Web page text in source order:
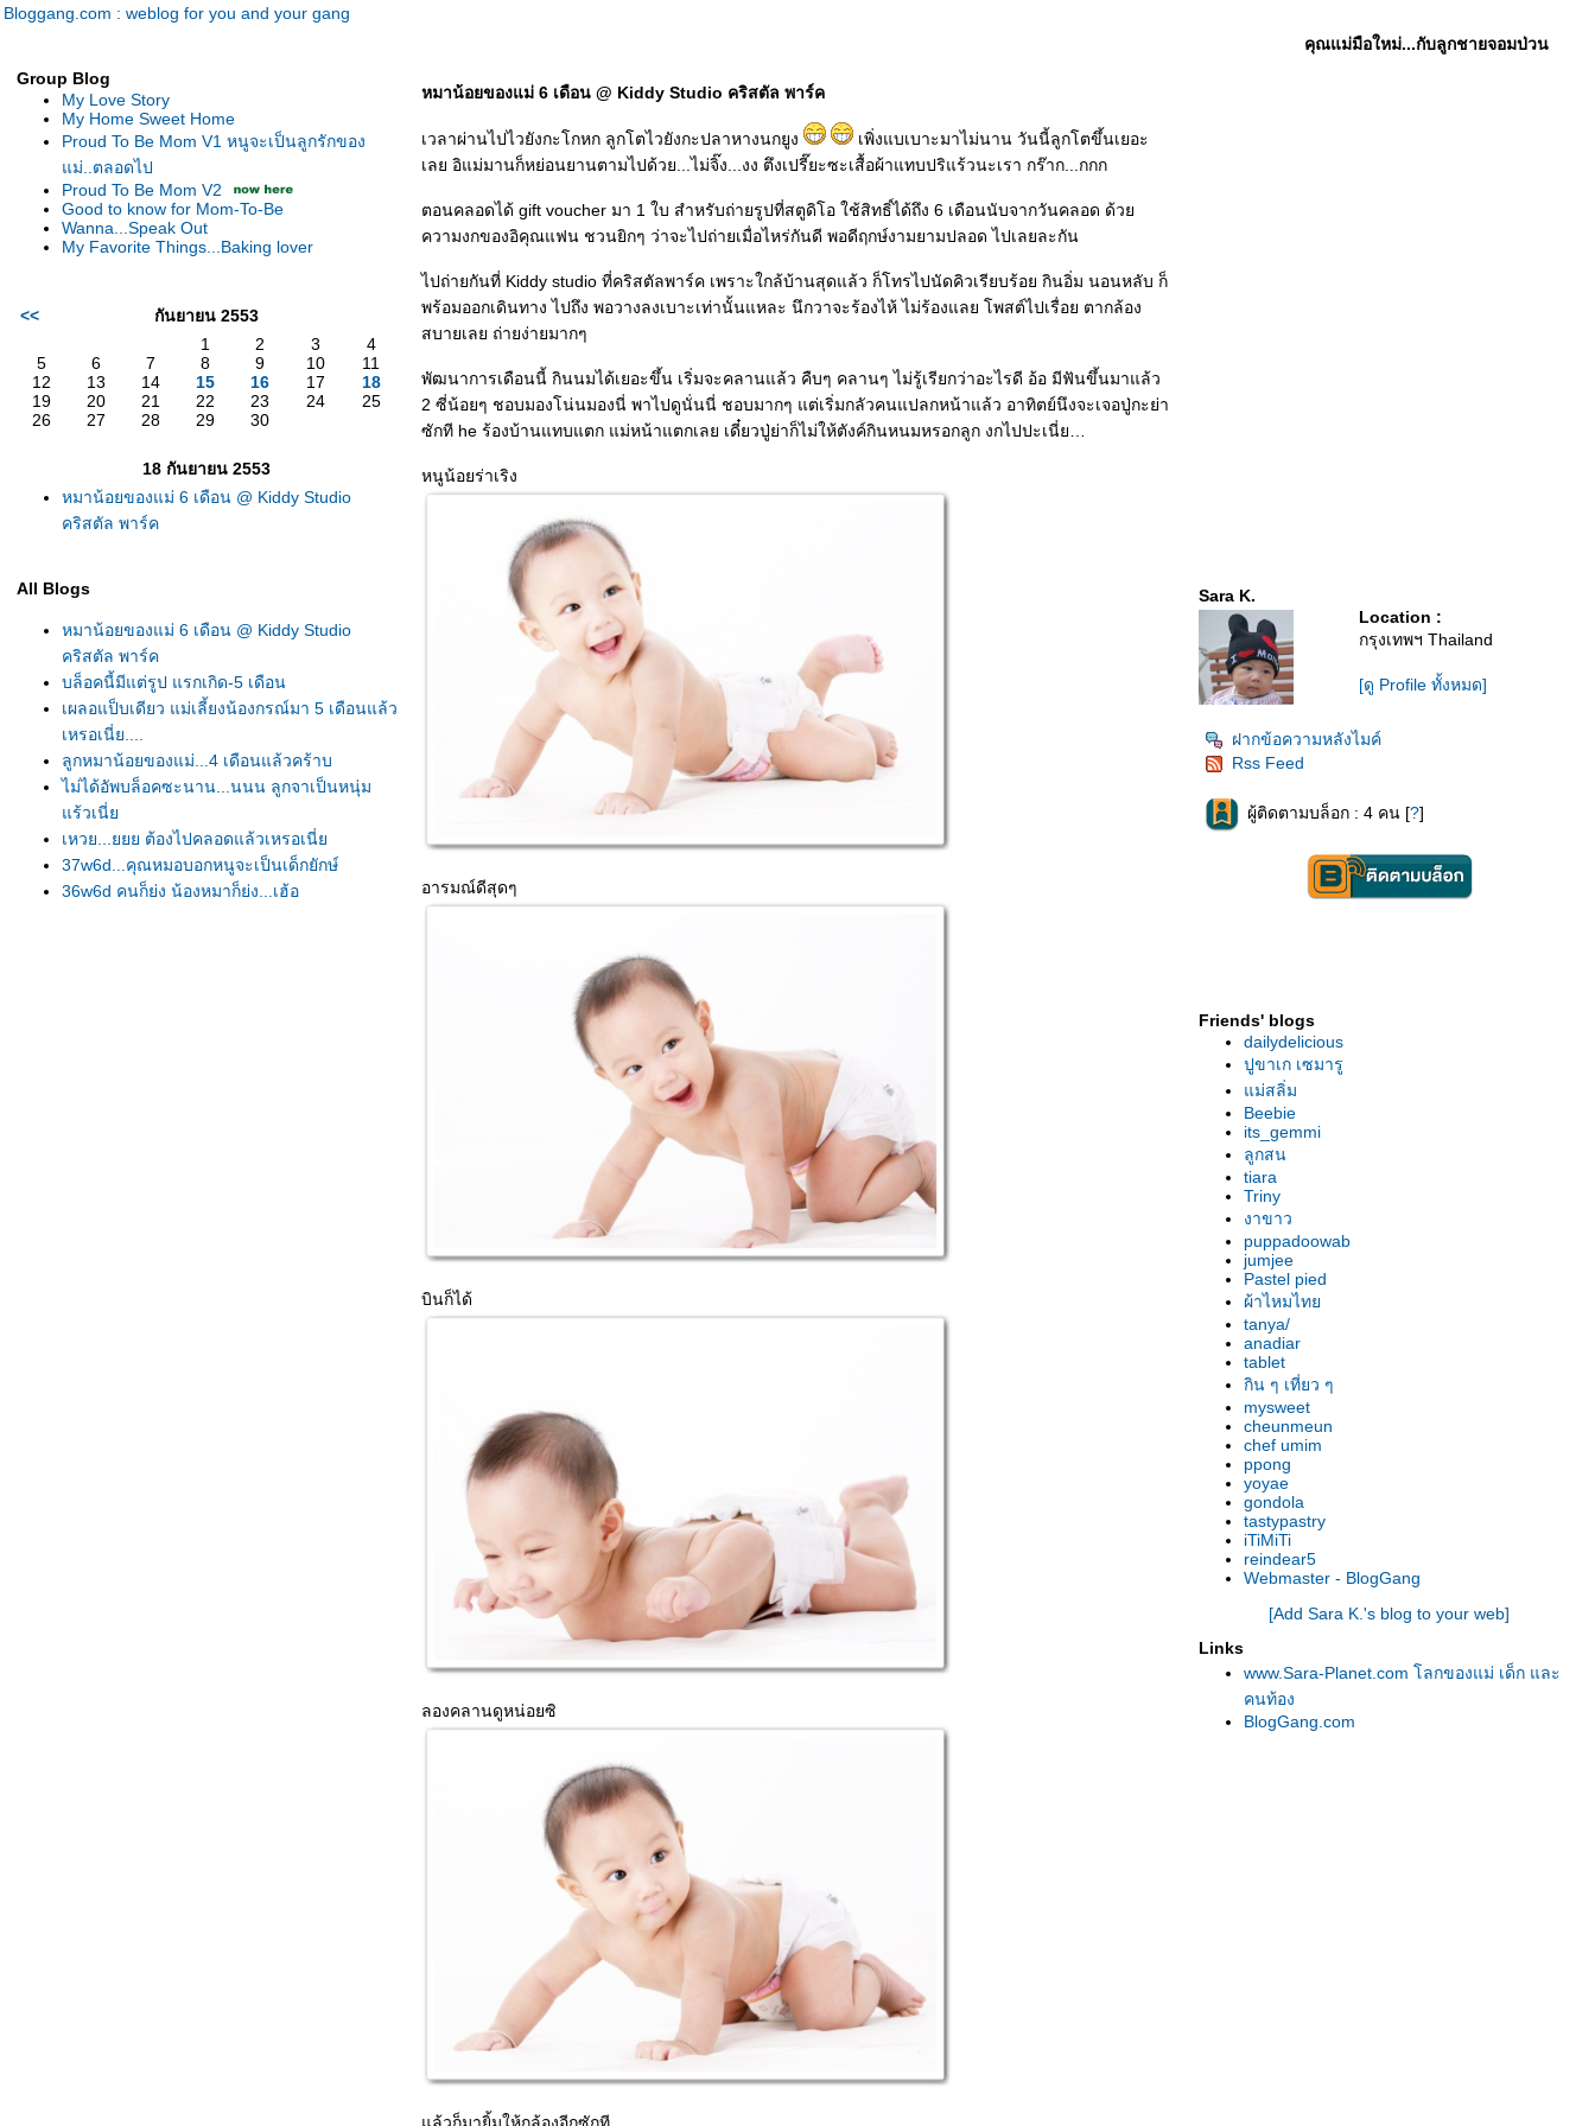
Bloggang.com : weblog for you and your gang
คุณแม่มือใหม่...กับลูกชายจอมป่วน
Group Blog
My Love Story
My Home Sweet Home
Proud To Be Mom V1 หนูจะเป็นลูกรักของ
ม่..ตลอดไป
Proud To Be Mom V2
Good to know for Mom-To-Be
Wanna...Speak Out
My Favorite Things...Baking lover
<<
กันยายน 2553
1
2 3
4
5
6 7 8 9 10
11
12
13 14 15 16 17
18
19
20 21 22 23 24
25
26
27 28 29 30
18 กันยายน 2553
หมาน้อยของแม่ 6 เดือน @ Kiddy Studio
คริสตัล พาร์ค
All Blogs
หมาน้อยของแม่ 6 เดือน @ Kiddy Studio
คริสตัล พาร์ค
บล็อคนี้มีแต่รูป แรกเกิด-5 เดือน
เผลอแป็บเดียว แม่เลี้ยงน้องกรณ์มา 5 เดือนแล้ว
เหรอเนี่ย....
ลูกหมาน้อยของแม่...4 เดือนแล้วคร้าบ
ไม่ได้อัพบล็อคซะนาน...นนน ลูกจาเป็นหนุ่ม
ร้วเนี่
เหวย...ยยย ต้องไปคลอดแล้วเหรอเนี่
37w6d...คุณหมอบอกหนูจะเป็นเด็กยักษ์
36w6d คนก็ยุ่ง น้องหมาก็ยุ่ง...เฮ้อ
หมาน้อยของแม่ 6 เดือน @ Kiddy Studio คริสตัล พาร์ค
เวลาผ่านไปไวยังกะโกหก ลูกโตไวยังกะปลาหางนกยูง
เพิ่งแบเบาะมาไม่นาน วันนี้ลูกโตขึ้นเยอะ
เลย อิแม่มานก็หย่อนยานตามไปด้วย...ไม่จิ๊ง...งง ตึงเปรี๊ยะซะเสื้อผ้าแทบปริแร้วนะเรา กร๊าก...กกก
ตอนคลอดได้ gift voucher มา 1 ใบ สำหรับถ่ายรูปที่สตูดิโอ ใช้สิทธิ์ได้ถึง 6 เดือนนับจากวันคลอด ด้ว
ความงกของอิคุณแฟน ชวนยิกๆ ว่าจะไปถ่ายเมื่อไหร่กันดี พอดีฤกษ์งามยามปลอด ไปเลยละกัน
ไปถ่ายกันที่ Kiddy studio ที่คริสตัลพาร์ค เพราะใกล้บ้านสุดแล้ว ก็โทรไปนัดคิวเรียบร้อย กินอิ่ม นอนหลับ ก็
พร้อมออกเดินทาง ไปถึง พอวางลงเบาะเท่านั้นแหละ นึกวาจะร้องไห้ ไม่ร้องแลย โพสต์ไปเรื่อย ตากล้อง
สบายเลย ถ่ายง่ายมากๆ
พัฒนาการเดือนนี้ กินนมได้เยอะขึ้น เริ่มจะคลานแล้ว คืบๆ คลานๆ ไม่รู้เรียกว่าอะไรดี อ้อ มีฟันขึ้นมาแล้ว
2 ซี่น้อยๆ ชอบมองโน่นมองนี่ พาไปดูนั่นนี่ ชอบมากๆ แต่เริ่มกลัวคนแปลกหน้าแล้ว อาทิตย์นึงจะเจอปู่กะย่า
ซักที he ร้องบ้านแทบแตก แม่หน้าแตกเลย เดี๋ยวปู่ย่าก็ไม่ให้ตังค์กินหนมหรอกลูก งกไปปะเนี่
หนูน้อยร่าเริง
อารมณ์ดีสุดๆ
บินก็ได้
ลองคลานดูหน่อยซิ
Sara K.
Location :
กรุงเทพฯ Thailand
[ดู Profile ทั้งหมด]
ฝากข้อความหลังไมค์
Rss Feed
ผู้ติดตามบล็อก : 4 คน [?]
Friends' blogs
dailydelicious
ปูขาเก เซมารู
ม่สลิ่ม
Beebie
its_gemmi
ลูกสน
tiara
Triny
งาขาว
puppadoowab
jumjee
Pastel pied
ผ้าไหมไท
tanya/
anadiar
tablet
กิน ๆ เที่ยว ๆ
mysweet
cheunmeun
chef umim
ppong
yoyae
gondola
tastypastry
iTiMiTi
reindear5
Webmaster - BlogGang
[Add Sara K.'s blog to your web]
Links
www.Sara-Planet.com โลกของแม่ เด็ก และ
คนท้อง
BlogGang.com